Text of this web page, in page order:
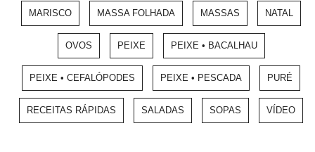
MARISCO MASSA FOLHADA MASSAS NATAL
OVOS PEIXE PEIXE • BACALHAU
PEIXE • CEFALÓPODES PEIXE • PESCADA PURÉ
RECEITAS RÁPIDAS SALADAS SOPAS VÍDEO